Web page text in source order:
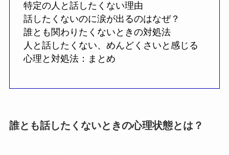
特定の人と話したくない理由
話したくないのに涙が出るのはなぜ？
誰とも関わりたくないときの対処法
人と話したくない、めんどくさいと感じる
心理と対処法：まとめ
誰とも話したくないときの心理状態とは？